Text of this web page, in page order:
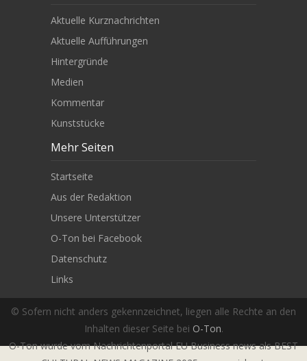
© Sofern nicht anders gekennzeichnet, liegen alle Rechte an den
Inhalten dieser Seite bei O-Ton.
O-Ton wurde vom Nachrichtenportal EU Business news als BEST
Aktuelle Kurznachrichten
Aktuelle Aufführungen
Hintergründe
Medien
Kommentar
Kunststücke
Mehr Seiten
Startseite
Aus der Redaktion
Unsere Unterstützer
O-Ton bei Facebook
Datenschutz
Links